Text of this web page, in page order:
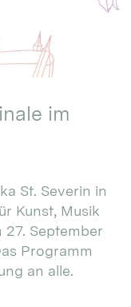
im
St. Severin in
Kunst, Musik
27. September
Programm
an alle.